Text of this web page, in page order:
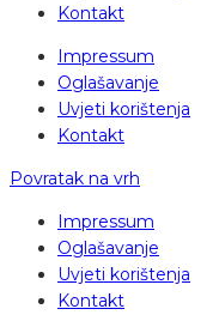
Kontakt
Impressum
Oglašavanje
Uvjeti korištenja
Kontakt
Povratak na vrh
Impressum
Oglašavanje
Uvjeti korištenja
Kontakt